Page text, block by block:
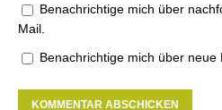
Benachrichtige mich über
Mail.
Benachrichtige mich über neue